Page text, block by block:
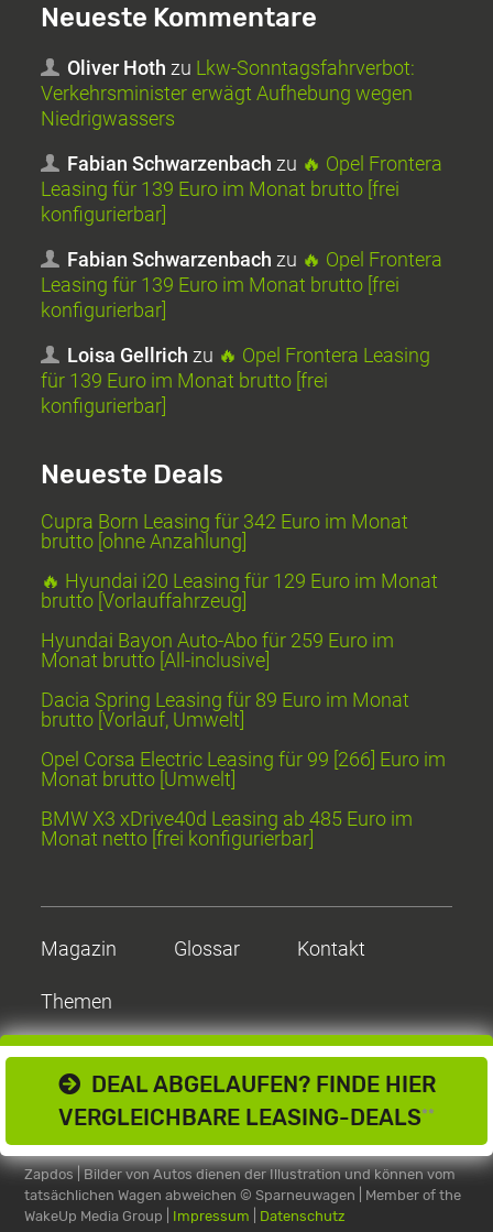
DEAL ABGELAUFEN? FINDE HIER
VERGLEICHBARE LEASING-DEALS**
Neueste Kommentare
Oliver Hoth zu Lkw-Sonntagsfahrverbot:
Verkehrsminister erwägt Aufhebung wegen
Niedrigwassers
Fabian Schwarzenbach zu 🔥 Opel Frontera
Leasing für 139 Euro im Monat brutto [frei
konfigurierbar]
Fabian Schwarzenbach zu 🔥 Opel Frontera
Leasing für 139 Euro im Monat brutto [frei
konfigurierbar]
Loisa Gellrich zu 🔥 Opel Frontera Leasing
für 139 Euro im Monat brutto [frei
konfigurierbar]
Neueste Deals
Cupra Born Leasing für 342 Euro im Monat
brutto [ohne Anzahlung]
🔥 Hyundai i20 Leasing für 129 Euro im Monat
brutto [Vorlauffahrzeug]
Hyundai Bayon Auto-Abo für 259 Euro im
Monat brutto [All-inclusive]
Dacia Spring Leasing für 89 Euro im Monat
brutto [Vorlauf, Umwelt]
Opel Corsa Electric Leasing für 99 [266] Euro im
Monat brutto [Umwelt]
BMW X3 xDrive40d Leasing ab 485 Euro im
Monat netto [frei konfigurierbar]
Magazin Glossar Kontakt
Themen
Zapdos | Bilder von Autos dienen der Illustration und können vom
tatsächlichen Wagen abweichen© Sparneuwagen | Member of the
WakeUp Media Group | Impressum Datenschutz